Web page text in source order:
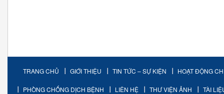
TRANG CHỦ GIỚI THIỆU TIN TỨC – SỰ KIỆN HOẠT ĐỘNG
PHÒNG CHỐNG DỊCH BỆNH LIÊN HỆ THƯ VIỆN ẢNH TÀI